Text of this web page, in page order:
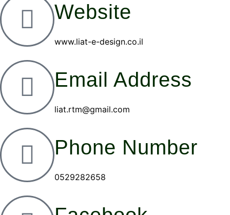
Website
www.liat-e-design.co.il
Email Address
liat.rtm@gmail.com
Phone Number
0529282658